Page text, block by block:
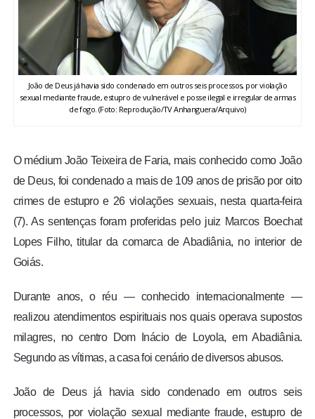
ENQUETE
TV LPB
João de Deus já havia sido condenado em outros seis processos, por violação
sexual mediante fraude, estupro de vulnerável e posse ilegal e irregular de armas
de fogo. (Foto: Reprodução/TV Anhanguera/Arquivo)
O médium João Teixeira de Faria, mais conhecido como João
de Deus, foi condenado a mais de 109 anos de prisão por oito
crimes de estupro e 26 violações sexuais, nesta quarta-feira
(7). As sentenças foram proferidas pelo juiz Marcos Boechat
Lopes Filho, titular da comarca de Abadiânia, no interior de
Goiás.
Durante anos, o réu — conhecido internacionalmente —
realizou atendimentos espirituais nos quais operava supostos
milagres, no centro Dom Inácio de Loyola, em Abadiânia.
Segundo as vítimas, a casa foi cenário de diversos abusos.
João de Deus já havia sido condenado em outros seis
processos, por violação sexual mediante fraude, estupro de